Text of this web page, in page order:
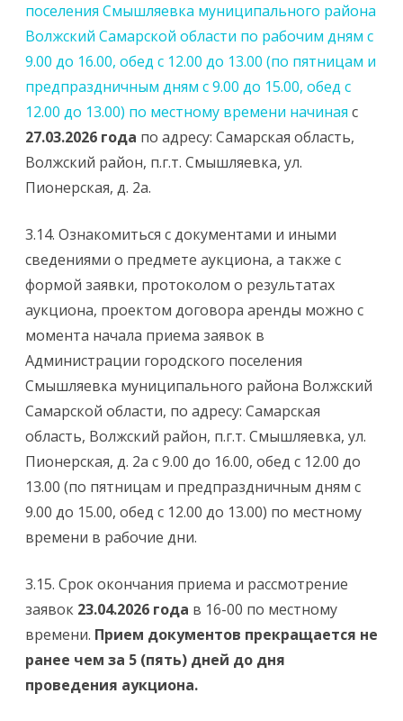
поселения Смышляевка муниципального района
Волжский Самарской области по рабочим дням с
9.00 до 16.00, обед с 12.00 до 13.00 (по пятницам и
предпраздничным дням с 9.00 до 15.00, обед с
12.00 до 13.00) по местному времени начиная с
27.03.2026 года по адресу: Самарская область,
Волжский район, п.г.т. Смышляевка, ул.
Пионерская, д. 2а.
3.14. Ознакомиться с документами и иными
сведениями о предмете аукциона, а также с
формой заявки, протоколом о результатах
аукциона, проектом договора аренды можно с
момента начала приема заявок в
Администрации городского поселения
Смышляевка муниципального района Волжский
Самарской области, по адресу: Самарская
область, Волжский район, п.г.т. Смышляевка, ул.
Пионерская, д. 2а с 9.00 до 16.00, обед с 12.00 до
13.00 (по пятницам и предпраздничным дням с
9.00 до 15.00, обед с 12.00 до 13.00) по местному
времени в рабочие дни.
3.15. Срок окончания приема и рассмотрение
заявок 23.04.2026 года в 16-00 по местному
времени. Прием документов прекращается не
ранее чем за 5 (пять) дней до дня
проведения аукциона.